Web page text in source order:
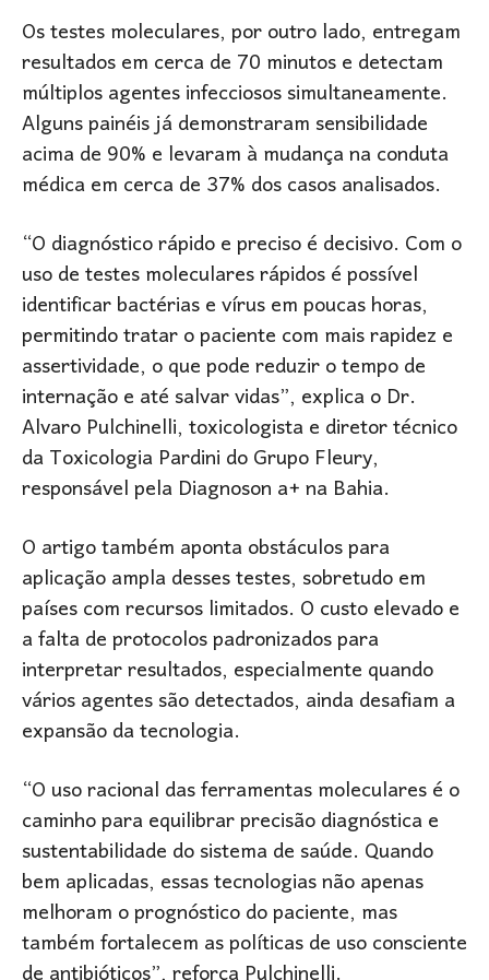
Os testes moleculares, por outro lado, entregam
resultados em cerca de 70 minutos e detectam
múltiplos agentes infecciosos simultaneamente.
Alguns painéis já demonstraram sensibilidade
acima de 90% e levaram à mudança na conduta
médica em cerca de 37% dos casos analisados.
“O diagnóstico rápido e preciso é decisivo. Com o
uso de testes moleculares rápidos é possível
identificar bactérias e vírus em poucas horas,
permitindo tratar o paciente com mais rapidez e
assertividade, o que pode reduzir o tempo de
internação e até salvar vidas”, explica o Dr.
Alvaro Pulchinelli, toxicologista e diretor técnico
da Toxicologia Pardini do Grupo Fleury,
responsável pela Diagnoson a+ na Bahia.
O artigo também aponta obstáculos para
aplicação ampla desses testes, sobretudo em
países com recursos limitados. O custo elevado e
a falta de protocolos padronizados para
interpretar resultados, especialmente quando
vários agentes são detectados, ainda desafiam a
expansão da tecnologia.
“O uso racional das ferramentas moleculares é o
caminho para equilibrar precisão diagnóstica e
sustentabilidade do sistema de saúde. Quando
bem aplicadas, essas tecnologias não apenas
melhoram o prognóstico do paciente, mas
também fortalecem as políticas de uso consciente